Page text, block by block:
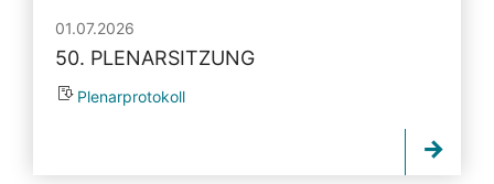
01.07.2026
50. PLENARSITZUNG
Plenarprotokoll